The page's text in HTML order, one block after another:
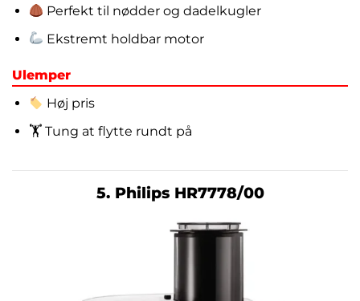
Perfekt til nødder og dadelkugler
Ekstremt holdbar motor
Ulemper
Høj pris
🏋️ Tung at flytte rundt på
5. Philips HR7778/00